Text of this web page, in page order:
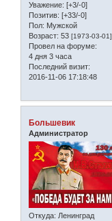
Уважение: [+3/-0]
Позитив: [+33/-0]
Пол: Мужской
Возраст: 53 [1973-03-01]
Провел на форуме:
4 дня 3 часа
Последний визит:
2016-11-06 17:18:48
Большевик
Администратор
Откуда: Ленинград